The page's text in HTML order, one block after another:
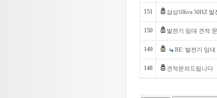
151 삼상10kva 50HZ
150 발전기 임대 견적
149 RE: 발전기 임
148 견적문의드립니다